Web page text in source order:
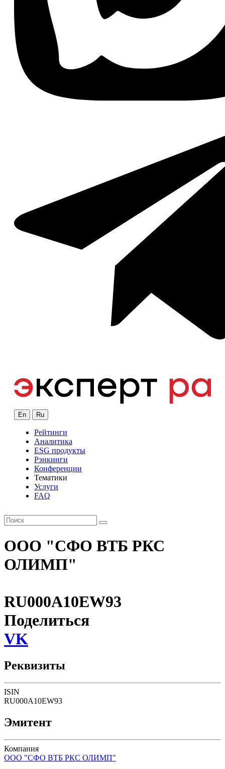
En Ru
Рейтинги
Аналитика
ESG продукты
Рэнкинги
Конференции
Тематики
Услуги
FAQ
ООО "СФО ВТБ РКС
ОЛИМП"
RU000A10EW93
Поделиться
VK
Реквизиты
ISIN
RU000A10EW93
Эмитент
Компания
ООО "СФО ВТБ РКС ОЛИМП"